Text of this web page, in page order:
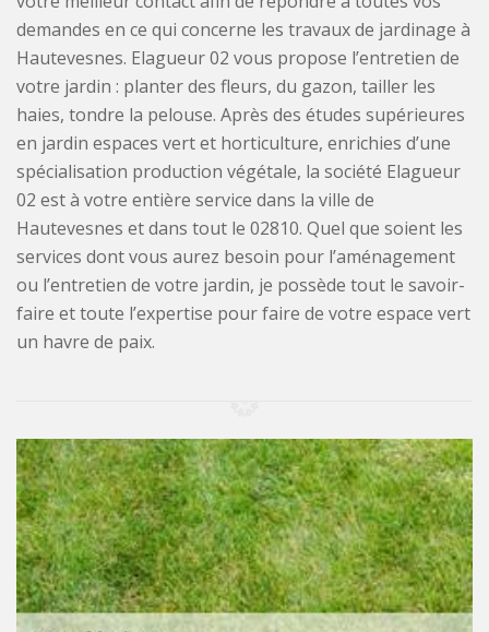
demandes en ce qui concerne les travaux de jardinage à
Hautevesnes. Elagueur 02 vous propose l’entretien de
votre jardin : planter des fleurs, du gazon, tailler les
haies, tondre la pelouse. Après des études supérieures
en jardin espaces vert et horticulture, enrichies d’une
spécialisation production végétale, la société Elagueur
02 est à votre entière service dans la ville de
Hautevesnes et dans tout le 02810. Quel que soient les
services dont vous aurez besoin pour l’aménagement
ou l’entretien de votre jardin, je possède tout le savoir-
faire et toute l’expertise pour faire de votre espace vert
un havre de paix.